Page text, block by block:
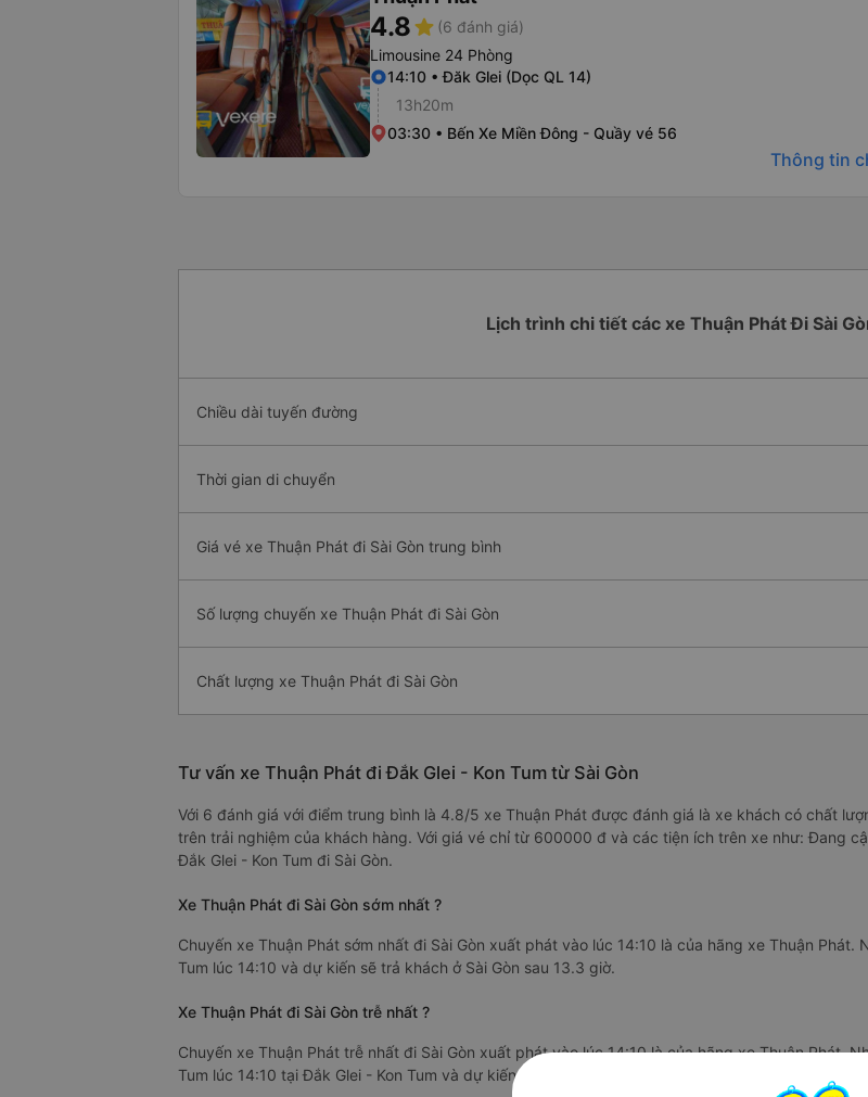
4.8star (6 đánh giá)
Limousine 24 Phòng
14:10 • Đăk Glei (Dọc QL 14)
13h20m
03:30 • Bến Xe Miền Đông - Quầy vé 56
Thông tin
Lịch trình chi tiết các xe Thuận Phát Đi Sài
Chiều dài tuyến đường
Thời gian di chuyển
Giá vé xe Thuận Phát đi Sài Gòn trung bình
Số lượng chuyến xe Thuận Phát đi Sài Gòn
Chất lượng xe Thuận Phát đi Sài Gòn
Tư vấn xe Thuận Phát đi Đắk Glei - Kon Tum từ Sài Gòn
Với 6 đánh giá với điểm trung bình là 4.8/5 xe Thuận Phát được đánh giá là xe khách có chất
trên trải nghiệm của khách hàng. Với giá vé chỉ từ 600000 đ và các tiện ích trên xe như: Đang
Đắk Glei - Kon Tum đi Sài Gòn.
Xe Thuận Phát đi Sài Gòn sớm nhất ?
Chuyến xe Thuận Phát sớm nhất đi Sài Gòn xuất phát vào lúc 14:10 là của hãng xe Thuận
Tum lúc 14:10 và dự kiến sẽ trả khách ở Sài Gòn sau 13.3 giờ.
Xe Thuận Phát đi Sài Gòn trễ nhất ?
Chuyến xe Thuận Phát trễ nhất đi Sài Gòn xuất phát vào lúc 14:10 là của hãng xe Thuận Phát.
Tum lúc 14:10 tại Đắk Glei - Kon Tum và dự kiến sẽ trả khách ở Sài Gòn sau 13.3 giờ.